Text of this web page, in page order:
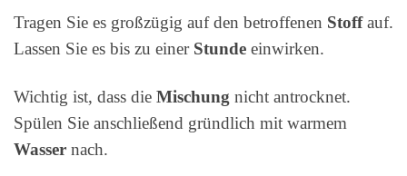
Tragen Sie es großzügig auf den betroffenen Stoffauf.
Lassen Sie es bis zu einer Stunde einwirken.
Wichtig ist, dass die Mischung nicht antrocknet.
Spülen Sie anschließend gründlich mit warmem
Wasser nach.